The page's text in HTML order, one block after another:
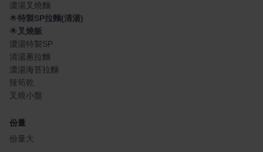
濃湯叉燒麵
🌟特製SP拉麵(清湯)
🌟叉燒飯
濃湯特製SP
清湯蔥拉麵
濃湯海苔拉麵
辣筍乾
叉燒小盤
份量
份量大